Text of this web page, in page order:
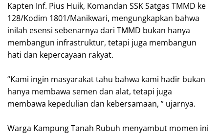
‎Kapten Inf. Pius Huik, Komandan SSK Satgas TMMD ke
128/Kodim 1801/Manikwari, mengungkapkan bahwa
inilah esensi sebenarnya dari TMMD bukan hanya
membangun infrastruktur, tetapi juga membangun
hati dan kepercayaan rakyat.
‎“Kami ingin masyarakat tahu bahwa kami hadir bukan
hanya membawa semen dan alat, tetapi juga
membawa kepedulian dan kebersamaan, ” ujarnya.
‎Warga Kampung Tanah Rubuh menyambut momen ini